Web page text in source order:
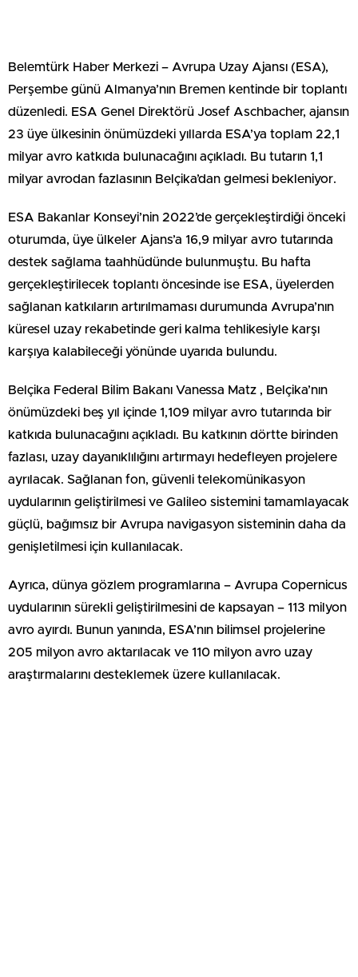
Belemtürk Haber Merkezi – Avrupa Uzay Ajansı (ESA),
Perşembe günü Almanya’nın Bremen kentinde bir toplantı
düzenledi. ESA Genel Direktörü Josef Aschbacher, ajansın
23 üye ülkesinin önümüzdeki yıllarda ESA’ya toplam 22,1
milyar avro katkıda bulunacağını açıkladı. Bu tutarın 1,1
milyar avrodan fazlasının Belçika’dan gelmesi bekleniyor.
ESA Bakanlar Konseyi’nin 2022’de gerçekleştirdiği önceki
oturumda, üye ülkeler Ajans’a 16,9 milyar avro tutarında
destek sağlama taahhüdünde bulunmuştu. Bu hafta
gerçekleştirilecek toplantı öncesinde ise ESA, üyelerden
sağlanan katkıların artırılmaması durumunda Avrupa’nın
küresel uzay rekabetinde geri kalma tehlikesiyle karşı
karşıya kalabileceği yönünde uyarıda bulundu.
Belçika Federal Bilim Bakanı Vanessa Matz , Belçika’nın
önümüzdeki beş yıl içinde 1,109 milyar avro tutarında bir
katkıda bulunacağını açıkladı. Bu katkının dörtte birinden
fazlası, uzay dayanıklılığını artırmayı hedefleyen projelere
ayrılacak. Sağlanan fon, güvenli telekomünikasyon
uydularının geliştirilmesi ve Galileo sistemini tamamlayacak
güçlü, bağımsız bir Avrupa navigasyon sisteminin daha da
genişletilmesi için kullanılacak.
Ayrıca, dünya gözlem programlarına – Avrupa Copernicus
uydularının sürekli geliştirilmesini de kapsayan – 113 milyon
avro ayırdı. Bunun yanında, ESA’nın bilimsel projelerine
205 milyon avro aktarılacak ve 110 milyon avro uzay
araştırmalarını desteklemek üzere kullanılacak.